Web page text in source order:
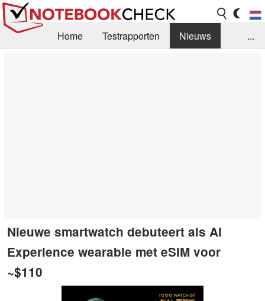
Home Testrapporten
Nieuws
...
Nieuwe smartwatch debuteert als AI
Experience wearable met eSIM voor
~$110